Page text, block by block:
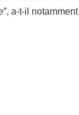
”, a-t-il